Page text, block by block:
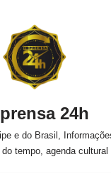
24h
e do Brasil,
tempo, agenda cultural